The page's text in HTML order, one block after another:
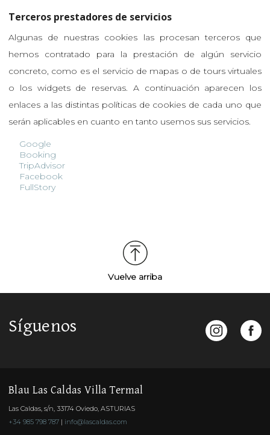
Terceros prestadores de servicios
Algunas de nuestras cookies las procesan terceros que
hemos contratado para la prestación de algún servicio
concreto, como es el servicio de mapas o de tours virtuales
o los widgets de reservas. A continuación aparecen los
enlaces a las distintas políticas de cookies de cada uno que
serán aplicables en cuanto en tanto usemos sus servicios.
Google
Booking
TripAdvisor
Facebook
FullStory
Vuelve arriba
Síguenos
Blau Las Caldas Villa Termal
Las Caldas, s/n, 33174 Oviedo, ASTURIAS
+34 985 798 787 | info@lascaldas.com